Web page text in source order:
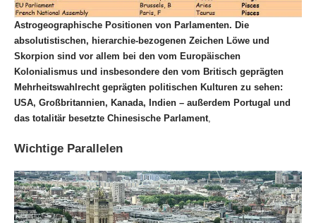
Astrogeographische Positionen von Parlamenten. Die
absolutistischen, hierarchie-bezogenen Zeichen Löwe und
Skorpion sind vor allem bei den vom Europäischen
Kolonialismus und insbesondere den vom Britisch geprägten
Mehrheitswahlrecht geprägten politischen Kulturen zu sehen:
USA, Großbritannien, Kanada, Indien – außerdem Portugal und
das totalitär besetzte Chinesische Parlament,
Wichtige Parallelen